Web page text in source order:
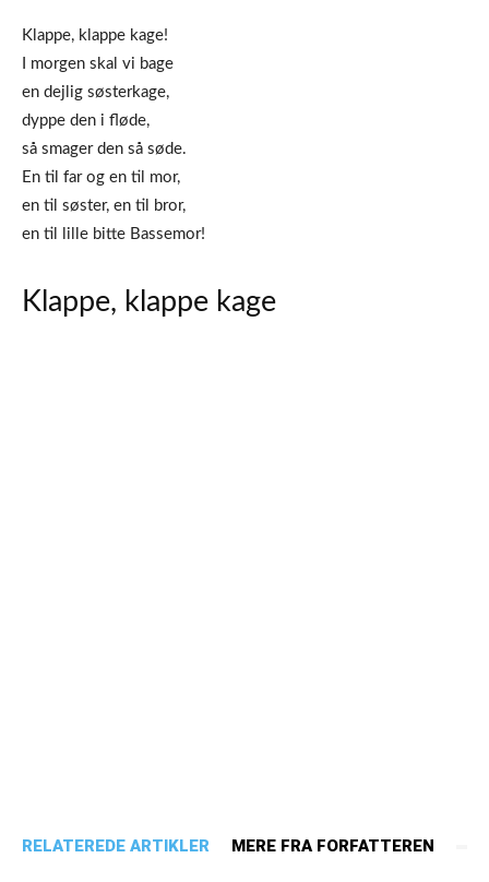
Klappe, klappe kage!
I morgen skal vi bage
en dejlig søsterkage,
dyppe den i fløde,
så smager den så søde.
En til far og en til mor,
en til søster, en til bror,
en til lille bitte Bassemor!
Klappe, klappe kage
RELATEREDE ARTIKLER MERE FRA FORFATTEREN